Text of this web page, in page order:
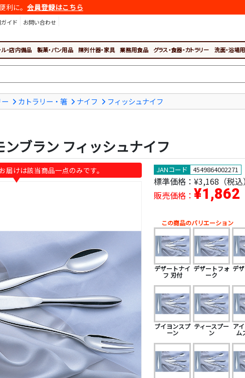
利に。 会員登録はこちら
イド
お問い合わせ
・店内備品 製菓・パン用品 陳列什器・家具 業務用食品 グラス・食器・カトラリー 洗面・浴場
カトラリー・箸 ナイフ フィッシュナイフ
ブラン フィッシュナイフ
JANコード 4549864002271
標準価格： ¥3,168（税込）
販売価格： ¥1,862
この商品のバリエーション
デザートナイ
フ 刃付
デザートフォ
ーク
デ
ブイヨンスプ
ーン
ティースプー
ン
ア
ム
届けは該当商品一点のみです。